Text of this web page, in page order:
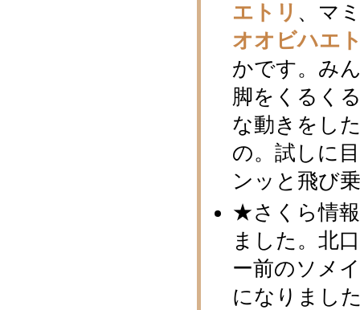
エトリ 、マ
オオビハエ
かです。み
脚をくるく
な動きをし
の。試しに
ンッと飛び
★さくら情
ました。北
ー前のソメ
になりまし